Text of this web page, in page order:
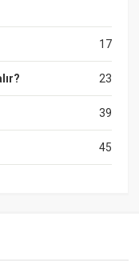
17
23
39
45